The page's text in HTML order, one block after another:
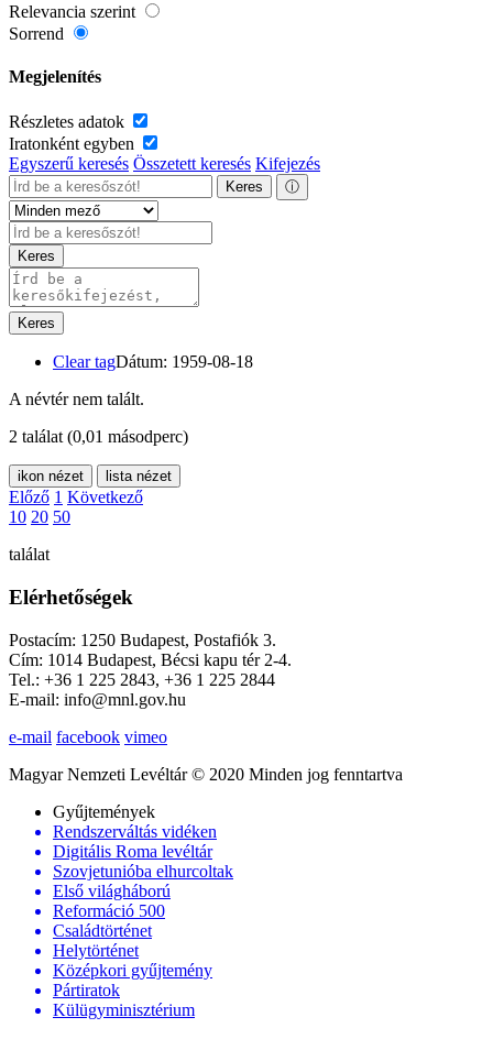
Relevancia szerint
Sorrend
Megjelenítés
Részletes adatok
Iratonként egyben
Egyszerű keresés Összetett keresés Kifejezés
Keres ⓘ
Keres
Keres
Clear tagDátum: 1959-08-18
A névtér nem talált.
2 találat (0,01 másodperc)
ikon nézet lista nézet
Előző 1 Következő
10 20 50
találat
Elérhetőségek
Postacím: 1250 Budapest, Postafiók 3.
Cím: 1014 Budapest, Bécsi kapu tér 2-4.
Tel.: +36 1 225 2843, +36 1 225 2844
E-mail: info@mnl.gov.hu
e-mail facebook vimeo
Magyar Nemzeti Levéltár © 2020 Minden jog fenntartva
Gyűjtemények
Rendszerváltás vidéken
Digitális Roma levéltár
Szovjetunióba elhurcoltak
Első világháború
Reformáció 500
Családtörténet
Helytörténet
Középkori gyűjtemény
Pártiratok
Külügyminisztérium